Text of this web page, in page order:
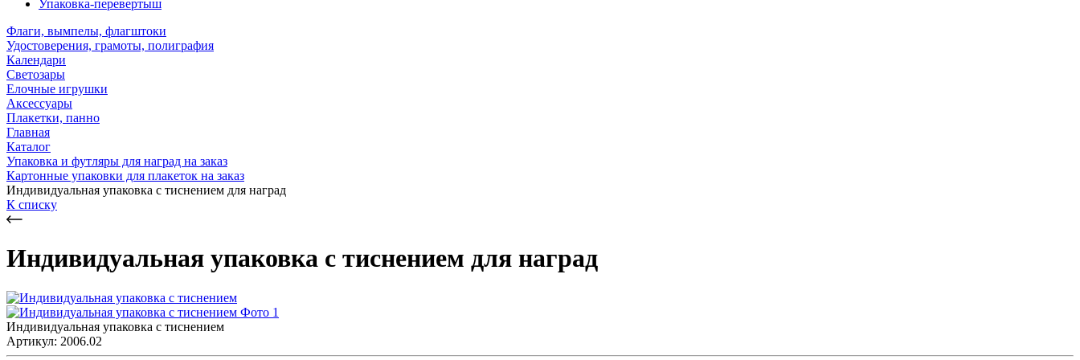
Упаковка-перевертыш
Флаги, вымпелы, флагштоки
Удостоверения, грамоты, полиграфия
Календари
Светозары
Елочные игрушки
Аксессуары
Плакетки, панно
Главная
Каталог
Упаковка и футляры для наград на заказ
Картонные упаковки для плакеток на заказ
Индивидуальная упаковка с тиснением для наград
К списку
Индивидуальная упаковка с тиснением для наград
Индивидуальная упаковка с тиснением
Артикул: 2006.02